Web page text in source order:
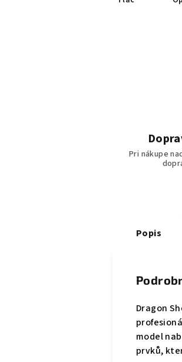
Pri nákupe
Popis
Dragon
model
prvků,